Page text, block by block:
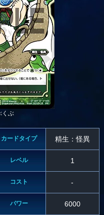
くぶ
カードタイプ 精生：怪異
レベル 1
コスト -
パワー 6000